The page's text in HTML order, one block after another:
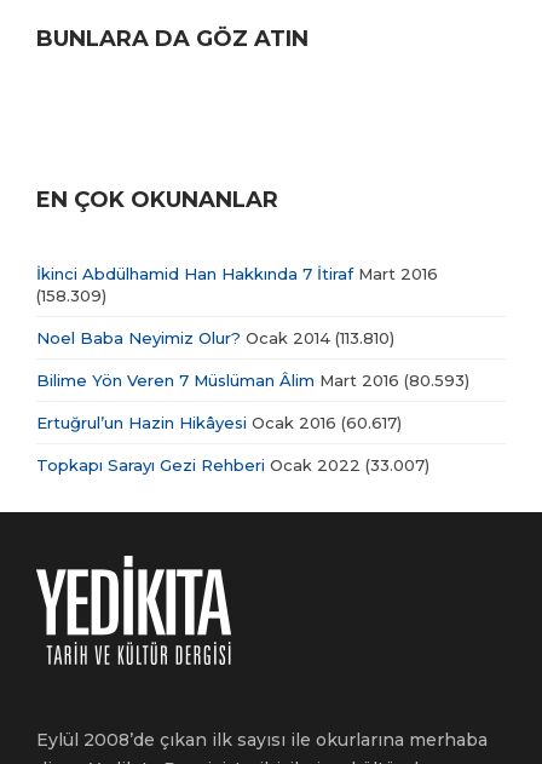
BUNLARA DA GÖZ ATIN
EN ÇOK OKUNANLAR
İkinci Abdülhamid Han Hakkında 7 İtirafMart 2016
(158.309)
Noel Baba Neyimiz Olur? Ocak 2014 (113.810)
Bilime Yön Veren 7 Müslüman Âlim Mart 2016 (80.593)
Ertuğrul’un Hazin Hikâyesi Ocak 2016 (60.617)
Topkapı Sarayı Gezi Rehberi Ocak 2022 (33.007)
Eylül 2008’de çıkan ilk sayısı ile okurlarına merhaba